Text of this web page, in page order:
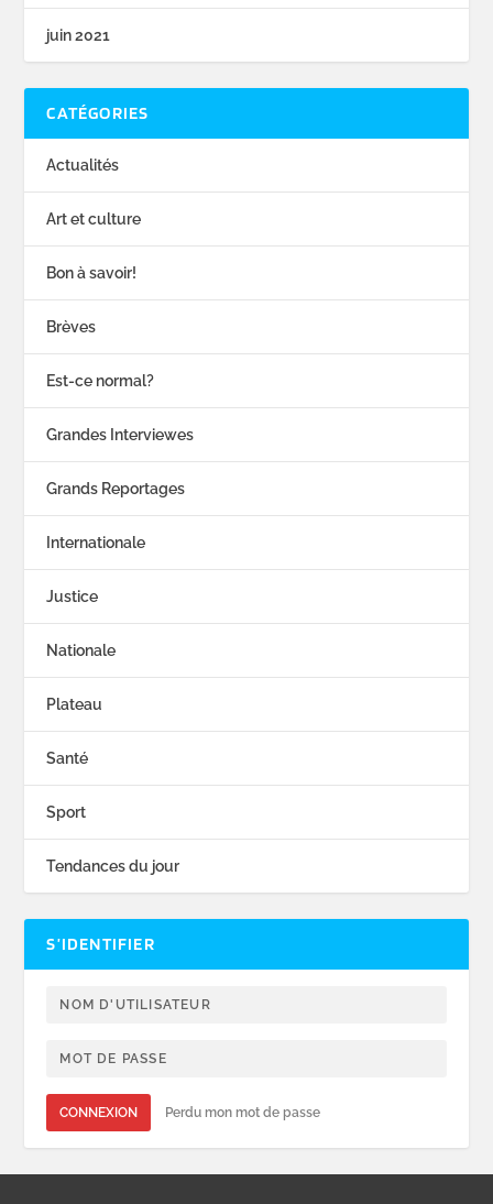
juin 2021
CATÉGORIES
Actualités
Art et culture
Bon à savoir!
Brèves
Est-ce normal?
Grandes Interviewes
Grands Reportages
Internationale
Justice
Nationale
Plateau
Santé
Sport
Tendances du jour
S’IDENTIFIER
CONNEXION Perdu mon mot de passe